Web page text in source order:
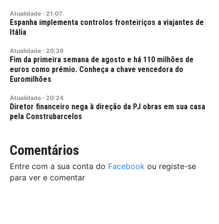
Atualidade · 21:07
Espanha implementa controlos fronteiriços a viajantes de
Itália
Atualidade · 20:39
Fim da primeira semana de agosto e há 110 milhões de
euros como prémio. Conheça a chave vencedora do
Euromilhões
Atualidade · 20:24
Diretor financeiro nega à direção da PJ obras em sua casa
pela Construbarcelos
Comentários
Entre com a sua conta do Facebook ou registe-se
para ver e comentar